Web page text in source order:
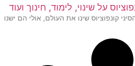
שינו את העולם, אולי הם ישנו